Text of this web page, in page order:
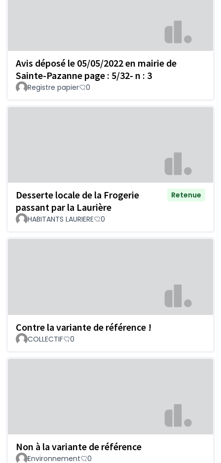
Avis déposé le 05/05/2022 en mairie de
Sainte-Pazanne page : 5/32- n : 3
Registre papier 0
Desserte locale de la Frogerie
passant par la Laurière
Retenue
HABITANTS LAURIERE 0
Contre la variante de référence !
COLLECTIF 0
Non à la variante de référence
Environnement 0